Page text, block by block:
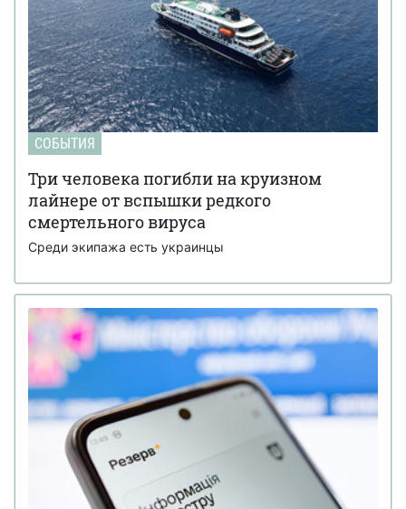
СОБЫТИЯ
Три человека погибли на круизном
лайнере от вспышки редкого
смертельного вируса
Среди экипажа есть украинцы